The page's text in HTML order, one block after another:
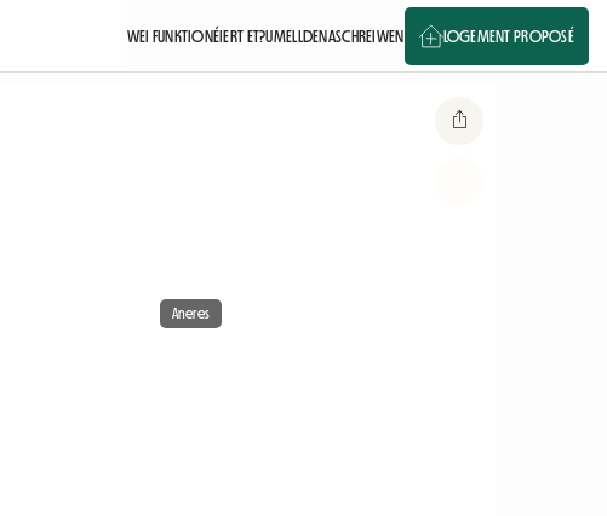
WEI FUNKTIONÉIERT ET?UMELLDENASCHREIWEN LOGEMENT PROPOSÉ
Aneres